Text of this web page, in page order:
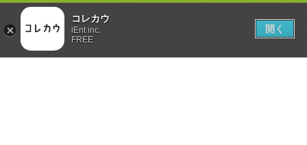
コレカウ
iEnt inc.
FREE
開く